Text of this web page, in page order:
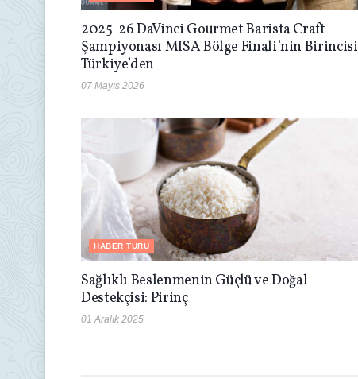
2025-26 DaVinci Gourmet Barista Craft
Şampiyonası MISA Bölge Finali’nin Birincisi
Türkiye’den
07 Mayıs 2026
HABER TURU
Sağlıklı Beslenmenin Güçlü ve Doğal
Destekçisi: Pirinç
01 Aralık 2025